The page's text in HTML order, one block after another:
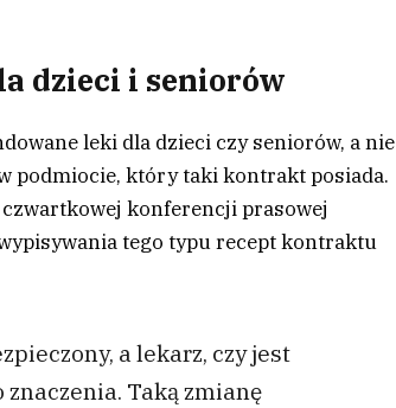
dzieci i seniorów
leki dla dzieci czy seniorów, a nie
podmiocie, który taki kontrakt posiada.
konferencji prasowej
tego typu recept kontraktu
a lekarz, czy jest
Taką zmianę